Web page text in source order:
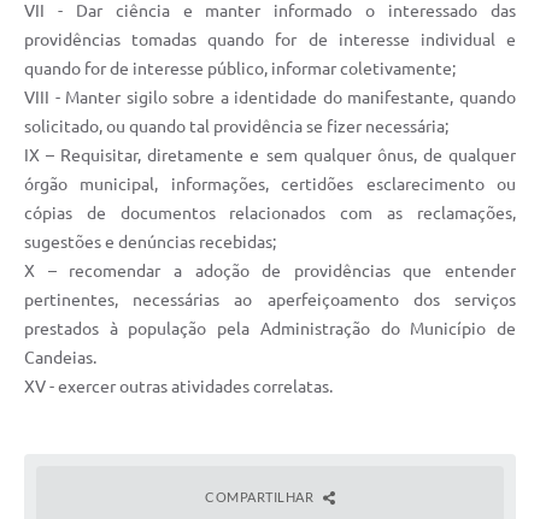
VII - Dar ciência e manter informado o interessado das
providências tomadas quando for de interesse individual e
quando for de interesse público, informar coletivamente;
VIII - Manter sigilo sobre a identidade do manifestante, quando
solicitado, ou quando tal providência se fizer necessária;
IX – Requisitar, diretamente e sem qualquer ônus, de qualquer
órgão municipal, informações, certidões esclarecimento ou
cópias de documentos relacionados com as reclamações,
sugestões e denúncias recebidas;
X – recomendar a adoção de providências que entender
pertinentes, necessárias ao aperfeiçoamento dos serviços
prestados à população pela Administração do Município de
Candeias.
XV - exercer outras atividades correlatas.
COMPARTILHAR